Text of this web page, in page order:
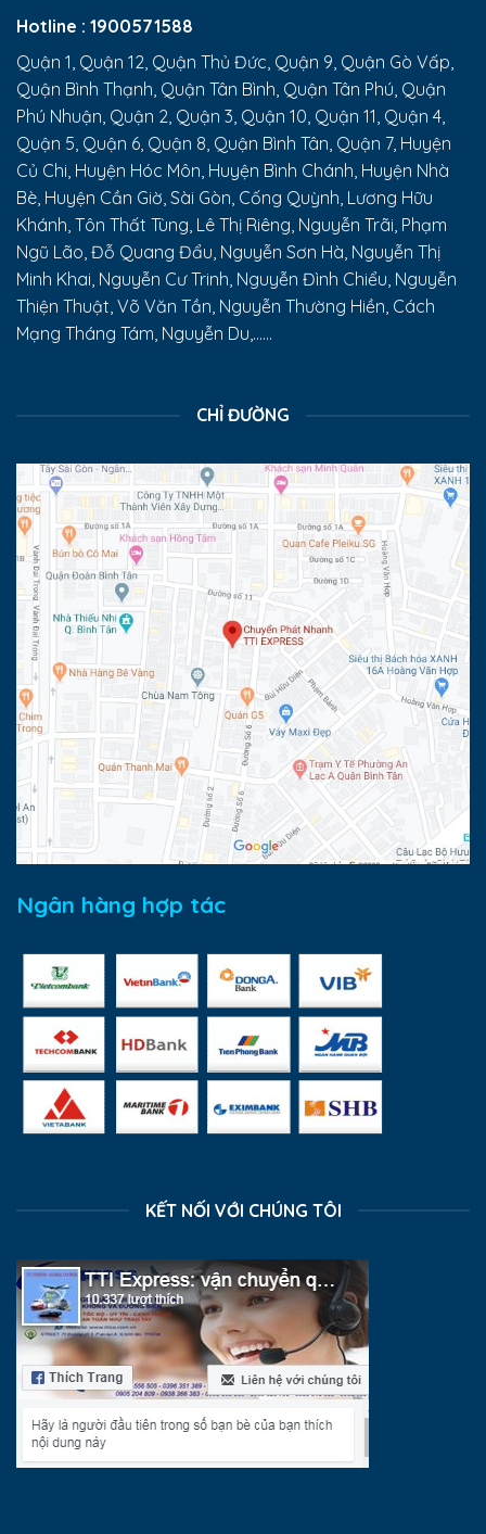
Hotline : 1900571588
Quận 1, Quận 12, Quận Thủ Đức, Quận 9, Quận Gò Vấp,
Quận Bình Thạnh, Quận Tân Bình, Quận Tân Phú, Quận
Phú Nhuận, Quận 2, Quận 3, Quận 10, Quận 11, Quận 4,
Quận 5, Quận 6, Quận 8, Quận Bình Tân, Quận 7, Huyện
Củ Chi, Huyện Hóc Môn, Huyện Bình Chánh, Huyện Nhà
Bè, Huyện Cần Giờ, Sài Gòn, Cống Quỳnh, Lương Hữu
Khánh, Tôn Thất Tùng, Lê Thị Riêng, Nguyễn Trãi, Phạm
Ngũ Lão, Đỗ Quang Đẩu, Nguyễn Sơn Hà, Nguyễn Thị
Minh Khai, Nguyễn Cư Trinh, Nguyễn Đình Chiểu, Nguyễn
Thiện Thuật, Võ Văn Tần, Nguyễn Thường Hiền, Cách
Mạng Tháng Tám, Nguyễn Du,......
CHỈ ĐƯỜNG
Ngân hàng hợp tác
KẾT NỐI VỚI CHÚNG TÔI